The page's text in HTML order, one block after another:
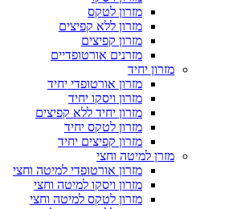
מזרון לטקס
מזרון ללא קפיצים
מזרון קפיצים
מזרנים אורטופדיים
מזרון יחיד
מזרון אורטופדי יחיד
מזרון ויסקו יחיד
מזרון יחיד ללא קפיצים
מזרון לטקס יחיד
מזרון קפיצים יחיד
מזרן למיטה וחצי
מזרון אורטופדי למיטה וחצי
מזרון ויסקו למיטה וחצי
מזרון לטקס למיטה וחצי